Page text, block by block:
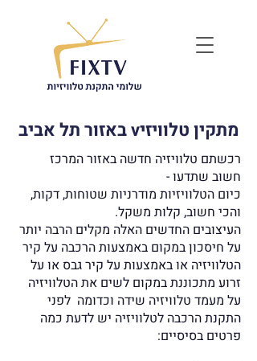
מתקין טלוויזיv באזור תל אביב
רכשתם טלוויזיה חדשה באזור המרכז
חשוב שתדעו -
כיום הטלוויזיות מודרניות שטוחות, דקות,
והכי חשוב, קלות משקל.
העיצובים החדשים האלה מקלים הרבה יותר
על חיסכון במקום באמצעות הרכבה על קיר
הטלוויזיה או באמצעות על קיר גבס או על
זרוע מתכוננת במקום לשים את הטלוויזיה
על מעמד טלוויזיה שידה וכדומה לפני
התקנת הרכבה לטלוויזיה יש לדעת כמה
פרטים בסיסיים: